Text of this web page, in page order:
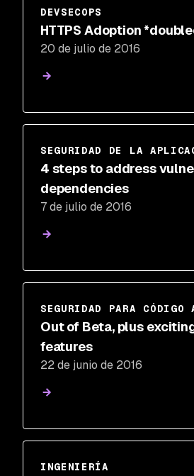
DEVSECOPS
HTTPS Adoption
20 de julio de 2016
SEGURIDAD DE LA
4 steps to address
dependencies
7 de julio de 2016
SEGURIDAD PARA CÓDIGO
Out of Beta, plus
features
22 de junio de 2016
INGENIERÍA